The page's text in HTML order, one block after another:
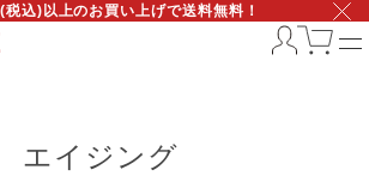
込)以上のお買い上げで送料無料！
エイジング